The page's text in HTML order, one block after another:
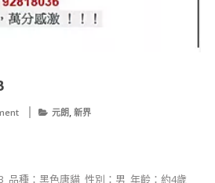
元朗, 新界
品種：黑色唐貓 ​ 性別：男 ​ 年齡：約4歲